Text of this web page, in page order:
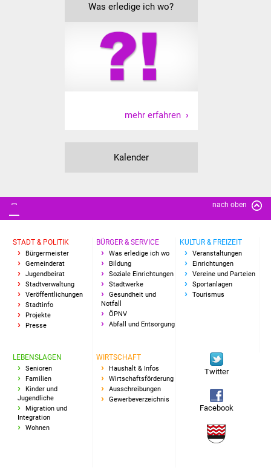
Ältere
Seniorenwohn- und
Pflegeheim
Familien
Freundeskreis Asyl
Ukraine-Hilfe
Wohnen
Wirtschaft
Haushalt & Infos
Wirtschaftsförderung
Was erledige ich wo?
mehr erfahren
Kalender
nach oben
STADT & POLITIK
Bürgermeister
Gemeinderat
Jugendbeirat
Stadtverwaltung
Veröffentlichungen
Stadtinfo
Projekte
Presse
BÜRGER & SERVICE
Was erledige ich wo
Bildung
Soziale Einrichtungen
Stadtwerke
Gesundheit und
Notfall
ÖPNV
Abfall und Entsorgung
KULTUR & FREIZEIT
Veranstaltungen
Einrichtungen
Vereine und Parteien
Sportanlagen
Tourismus
LEBENSLAGEN
Senioren
Familien
Kinder und
Jugendliche
Migration und
Integration
Wohnen
WIRTSCHAFT
Haushalt & Infos
Wirtschaftsförderung
Ausschreibungen
Gewerbeverzeichnis
Twitter
Facebook